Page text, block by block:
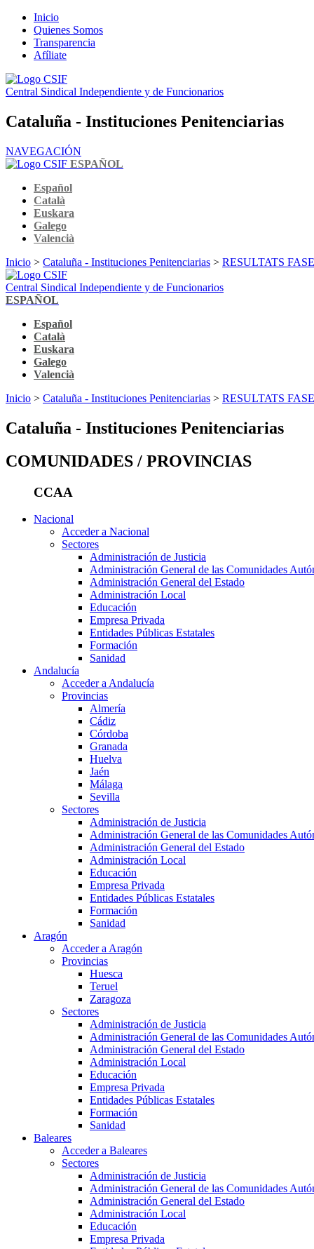
Inicio
Quienes Somos
Transparencia
Afíliate
Central Sindical Independiente y de Funcionarios
Cataluña - Instituciones Penitenciarias
NAVEGACIÓN
ESPAÑOL
Español
Català
Euskara
Galego
Valencià
Inicio > Cataluña - Instituciones Penitenciarias > RESULTATS
Central Sindical Independiente y de Funcionarios
ESPAÑOL
Español
Català
Euskara
Galego
Valencià
Inicio > Cataluña - Instituciones Penitenciarias > RESULTATS
Cataluña - Instituciones Penitenciarias
COMUNIDADES / PROVINCIAS
CCAA
Nacional
Acceder a Nacional
Sectores
Administración de Justicia
Administración General de las Comunidades
Administración General del Estado
Administración Local
Educación
Empresa Privada
Entidades Públicas Estatales
Formación
Sanidad
Andalucía
Acceder a Andalucía
Provincias
Almería
Cádiz
Córdoba
Granada
Huelva
Jaén
Málaga
Sevilla
Sectores
Administración de Justicia
Administración General de las Comunidades
Administración General del Estado
Administración Local
Educación
Empresa Privada
Entidades Públicas Estatales
Formación
Sanidad
Aragón
Acceder a Aragón
Provincias
Huesca
Teruel
Zaragoza
Sectores
Administración de Justicia
Administración General de las Comunidades
Administración General del Estado
Administración Local
Educación
Empresa Privada
Entidades Públicas Estatales
Formación
Sanidad
Baleares
Acceder a Baleares
Sectores
Administración de Justicia
Administración General de las Comunidades
Administración General del Estado
Administración Local
Educación
Empresa Privada